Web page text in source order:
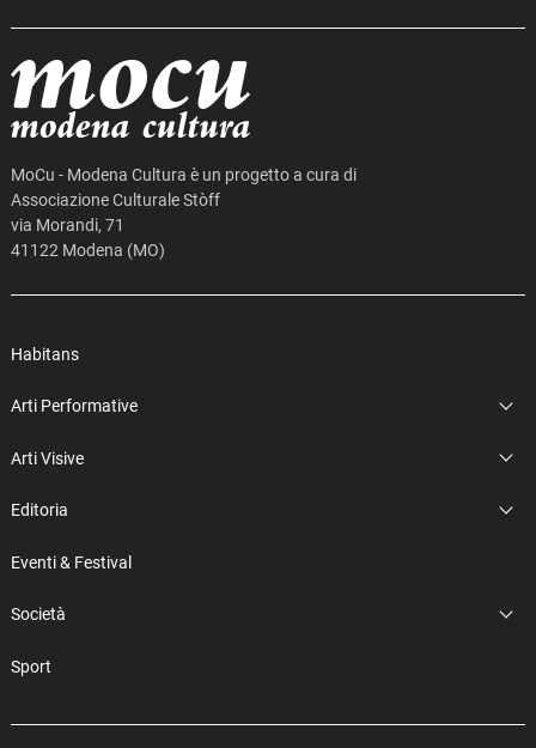
MoCu - Modena Cultura è un progetto a cura di
Associazione Culturale Stòff
via Morandi, 71
41122 Modena (MO)
Habitans
Arti Performative
Arti Visive
Editoria
Eventi & Festival
Società
Sport
for: